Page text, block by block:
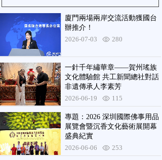
廈門兩場兩岸交流活動獲國台
辦推介！
2026-07-03
280
一針千年繡華章——賀州瑤族
文化體驗館 共工新聞總社對話
非遺傳承人李素芳
2026-06-19
115
專題：2026 深圳國際佛事用品
展覽會暨沉香文化藝術展開幕
盛典紀實
2026-06-06
253